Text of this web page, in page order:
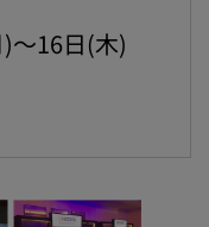
～16日(木)